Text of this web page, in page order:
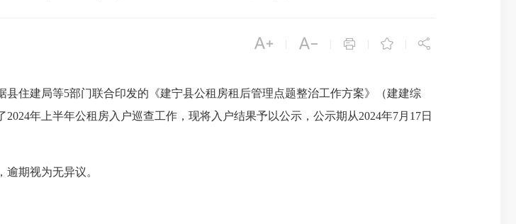
    
住建局等5部门联合印发的《建宁县公租房租后管理点题整治工作方案》（建建综
年上半年公租房入户巡查工作，现将入户结果予以公示，公示期从2024年7月17日
期视为无异议。